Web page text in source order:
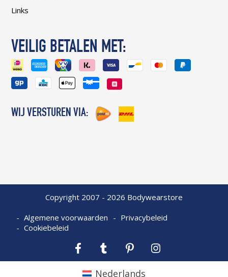
Links
VEILIG BETALEN MET:
WIJ VERSTUREN VIA:
Copyright 2007 - 2026 Bodywearstore
Algemene voorwaarden
Privacybeleid
Cookiebeleid
Facebook Tumblr Pinterest
Nederlands